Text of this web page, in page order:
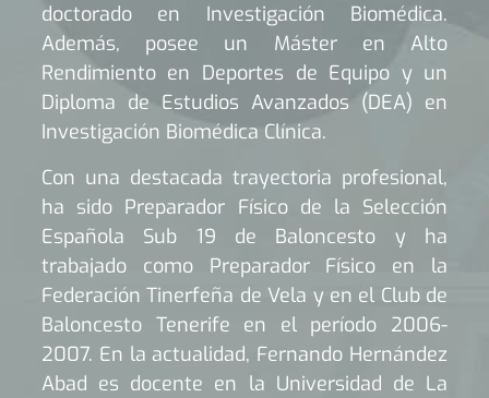
doctorado en Investigación Biomédica.
Además, posee un Máster en Alto
Rendimiento en Deportes de Equipo y un
Diploma de Estudios Avanzados (DEA) en
Investigación Biomédica Clínica.
Con una destacada trayectoria profesional,
ha sido Preparador Físico de la Selección
Española Sub 19 de Baloncesto y ha
trabajado como Preparador Físico en la
Federación Tinerfeña de Vela y en el Club de
Baloncesto Tenerife en el período 2006-
2007. En la actualidad, Fernando Hernández
Abad es docente en la Universidad de La